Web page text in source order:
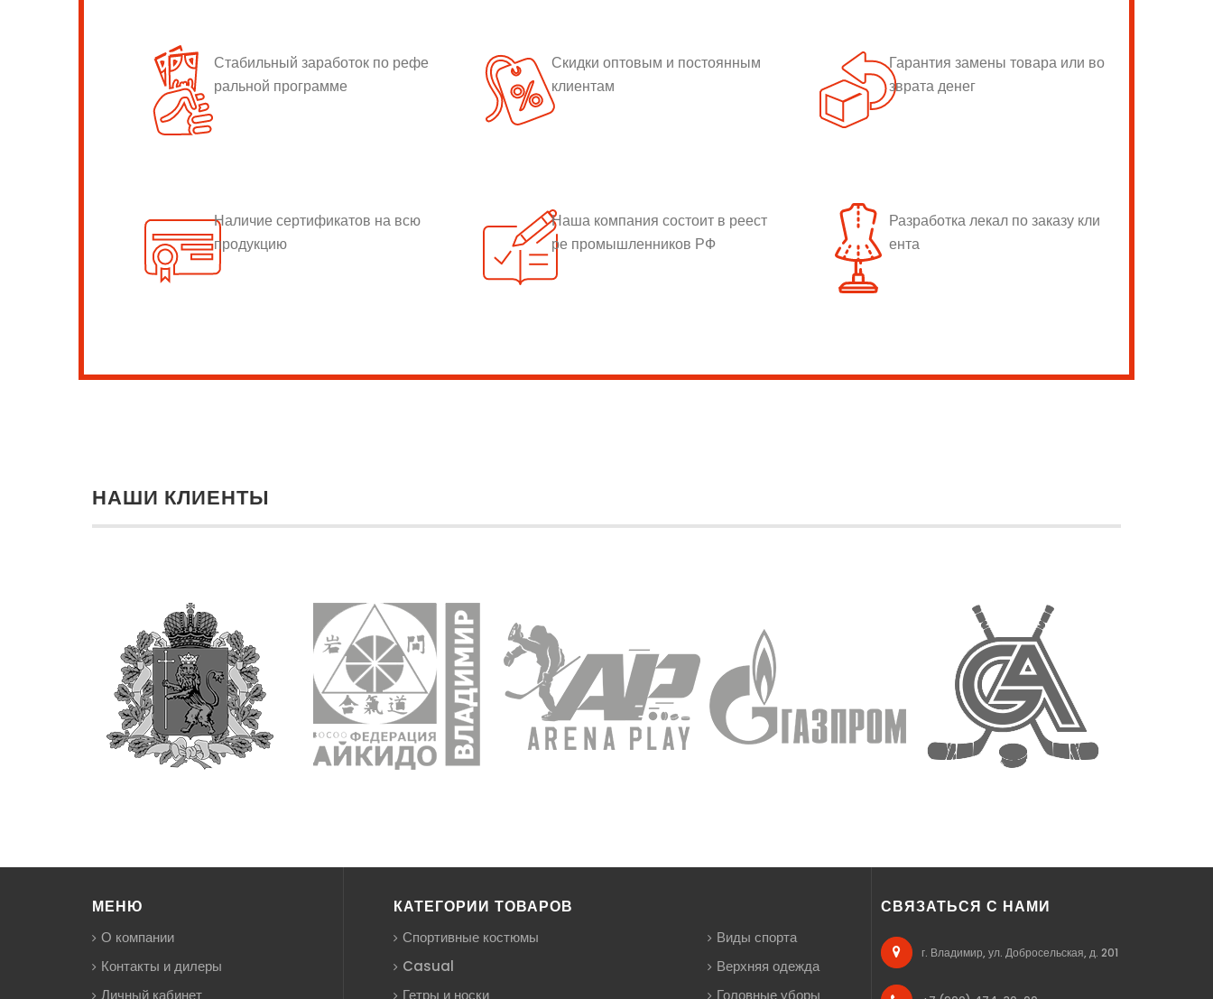
Стабильный заработок по рефе
ральной программе
Скидки оптовым и постоянным
клиентам
Гарантия замены товара или во
зврата денег
Наличие сертификатов на всю
продукцию
Наша компания состоит в реест
ре промышленников РФ
Разработка лекал по заказу кли
ента
НАШИ КЛИЕНТЫ
МЕНЮ
О компании
Контакты и дилеры
КАТЕГОРИИ ТОВАРОВ
Спортивные костюмы
Casual
Виды спорта
Верхняя одежда
СВЯЗАТЬСЯ С НАМИ
г. Владимир, ул. Добросельская, д. 201